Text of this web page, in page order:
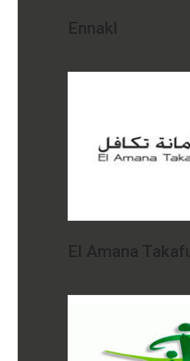
Ennakl
El Amana Takaful